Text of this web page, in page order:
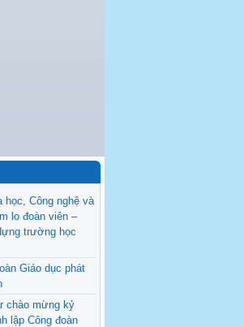
học, Công nghệ và
lo đoàn viên –
trường học
Giáo dục phát
chào mừng kỷ
lập Công đoàn